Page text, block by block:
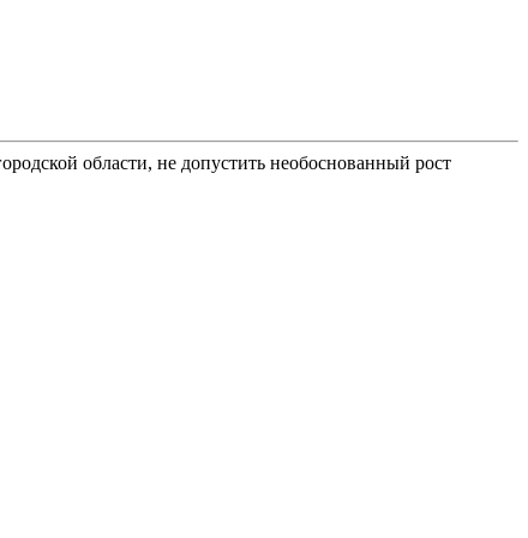
области, не допустить необоснованный рост